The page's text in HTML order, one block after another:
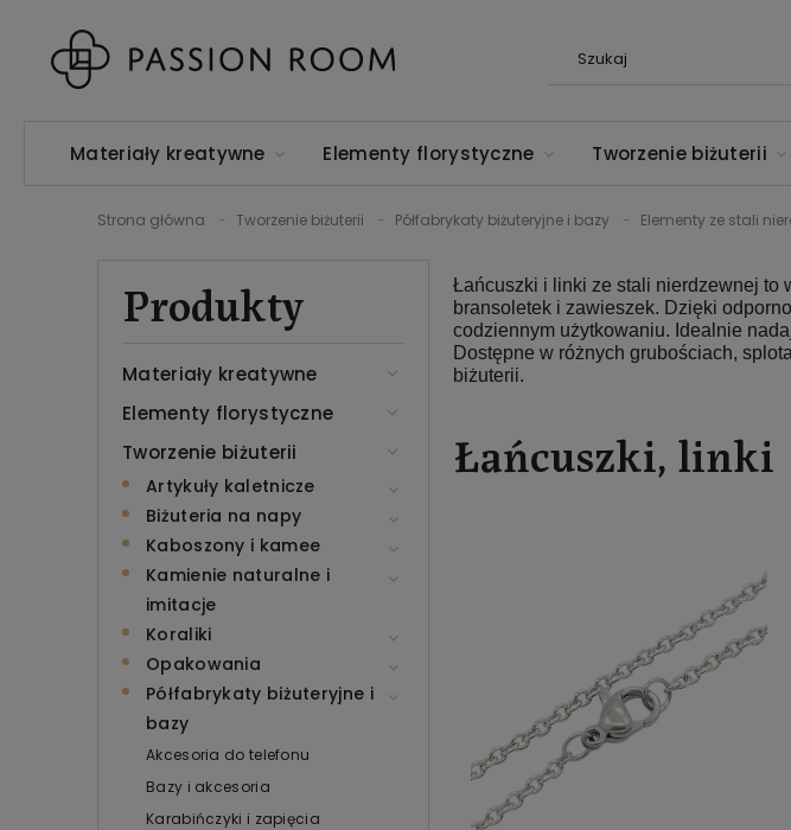
Materiały kreatywne Elementy florystyczne Tworzenie biżuterii
Strona główna Tworzenie biżuterii Półfabrykaty biżuteryjne i bazy Elementy ze stali
Produkty
Materiały kreatywne
Elementy florystyczne
Tworzenie biżuterii
Artykuły kaletnicze
Biżuteria na napy
Kaboszony i kamee
Kamienie naturalne i
imitacje
Koraliki
Opakowania
Półfabrykaty biżuteryjne i
bazy
Akcesoria do telefonu
Bazy i akcesoria
Karabińczyki i zapięcia
Łańcuszki i linki ze stali nierdzewnej to
bransoletek i zawieszek. Dzięki
codziennym użytkowaniu. Idealnie
Dostępne w różnych grubościach,
biżuterii.
Łańcuszki, linki